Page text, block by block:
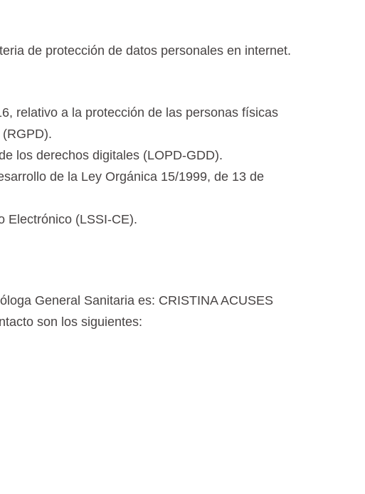
de protección de datos personales en internet.
relativo a la protección de las personas físicas
los derechos digitales (LOPD-GDD).
de la Ley Orgánica 15/1999, de 13 de
Electrónico (LSSI-CE).
General Sanitaria es: CRISTINA ACUSES
son los siguientes: